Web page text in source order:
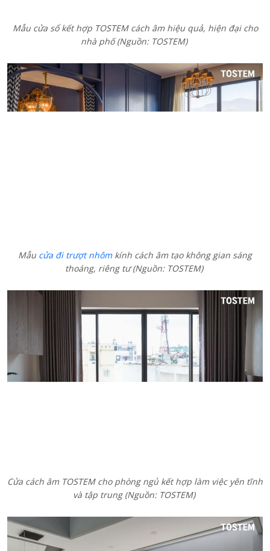
Mẫu cửa sổ kết hợp TOSTEM cách âm hiệu quả, hiện đại cho
nhà phố (Nguồn: TOSTEM)
Mẫu cửa đi trượt nhômkính cách âm tạo không gian sáng
thoáng, riêng tư (Nguồn: TOSTEM)
Cửa cách âm TOSTEM cho phòng ngủ kết hợp làm việc yên tĩnh
và tập trung (Nguồn: TOSTEM)